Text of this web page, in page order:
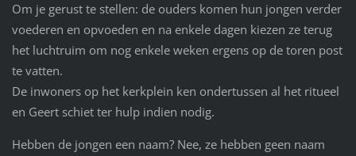
Om je gerust te stellen: de ouders komen hun jongen verder
voederen en opvoeden en na enkele dagen kiezen ze terug
het luchtruim om nog enkele weken ergens op de toren post
te vatten.
De inwoners op het kerkplein ken ondertussen al het ritueel
en Geert schiet ter hulp indien nodig.
Hebben de jongen een naam? Nee, ze hebben geen naam